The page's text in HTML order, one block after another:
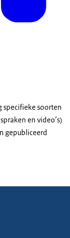
specifieke soorten
en video’s)
gepubliceerd